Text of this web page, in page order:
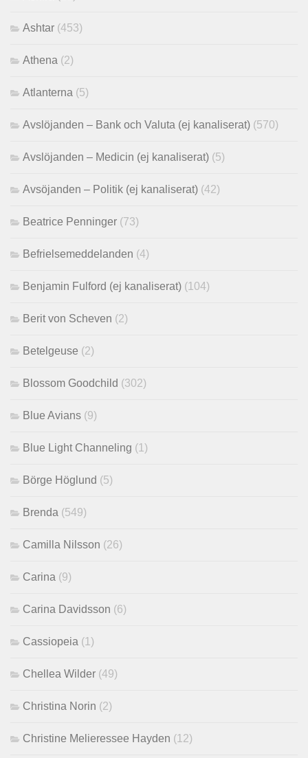
Ashtar (453)
Athena (2)
Atlanterna (5)
Avslöjanden – Bank och Valuta (ej kanaliserat) (570)
Avslöjanden – Medicin (ej kanaliserat) (5)
Avsöjanden – Politik (ej kanaliserat) (42)
Beatrice Penninger (73)
Befrielsemeddelanden (4)
Benjamin Fulford (ej kanaliserat) (104)
Berit von Scheven (2)
Betelgeuse (2)
Blossom Goodchild (302)
Blue Avians (9)
Blue Light Channeling (1)
Börge Höglund (5)
Brenda (549)
Camilla Nilsson (26)
Carina (9)
Carina Davidsson (6)
Cassiopeia (1)
Chellea Wilder (49)
Christina Norin (2)
Christine Melieressee Hayden (12)